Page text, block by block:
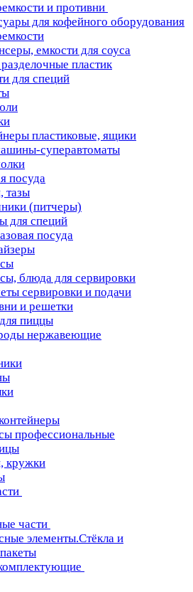
и противни
для кофейного оборудования
емкости для соуса
пластик
для специй
пластиковые, ящики
суперавтоматы
посуда
тазы
(питчеры)
для специй
посуда
блюда для сервировки
сервировки и подачи
и решетки
пиццы
нержавеющие
профессиональные
кружки
части
элементы.Стёкла и